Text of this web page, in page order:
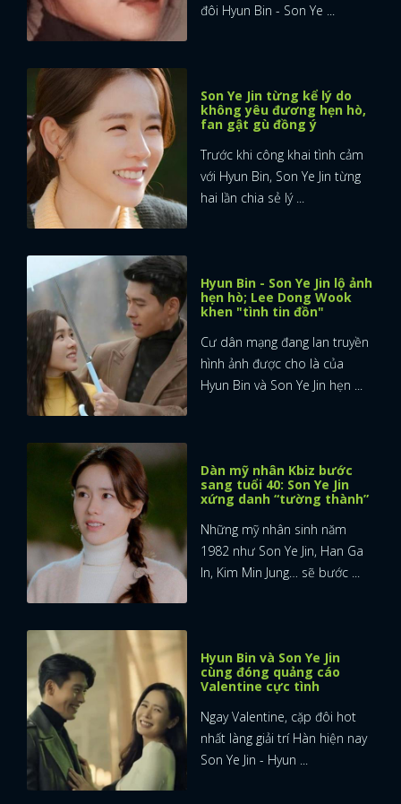
đôi Hyun Bin - Son Ye ...
Son Ye Jin từng kể lý do
không yêu đương hẹn hò,
fan gật gù đồng ý
Trước khi công khai tình cảm
với Hyun Bin, Son Ye Jin từng
hai lần chia sẻ lý ...
Hyun Bin - Son Ye Jin lộ ảnh
hẹn hò; Lee Dong Wook
khen "tình tin đồn"
Cư dân mạng đang lan truyền
hình ảnh được cho là của
Hyun Bin và Son Ye Jin hẹn ...
Dàn mỹ nhân Kbiz bước
sang tuổi 40: Son Ye Jin
xứng danh “tường thành”
Những mỹ nhân sinh năm
1982 như Son Ye Jin, Han Ga
In, Kim Min Jung… sẽ bước ...
Hyun Bin và Son Ye Jin
cùng đóng quảng cáo
Valentine cực tình
Ngay Valentine, cặp đôi hot
nhất làng giải trí Hàn hiện nay
Son Ye Jin - Hyun ...